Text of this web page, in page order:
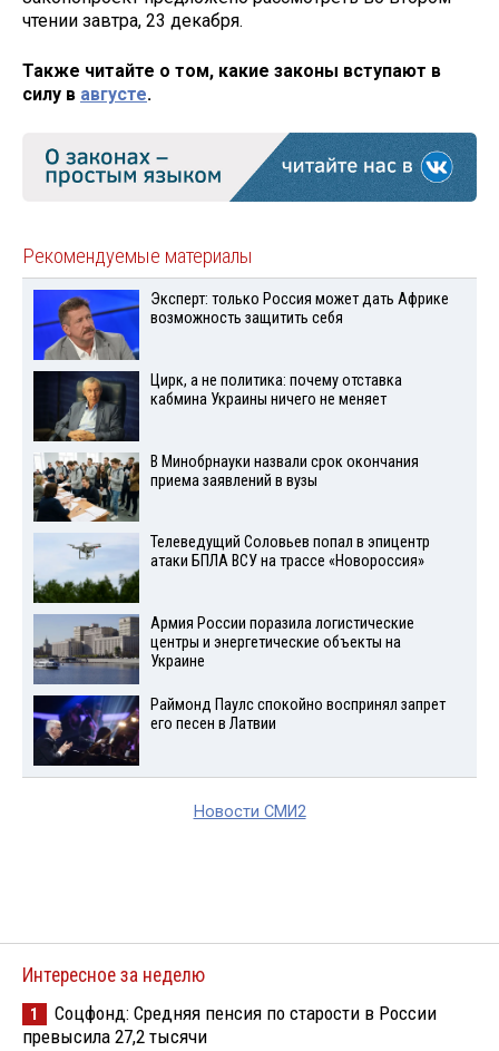
чтении завтра, 23 декабря.
Также читайте о том, какие законы вступают в
силу в августе.
Рекомендуемые материалы
Эксперт: только Россия может дать Африке
возможность защитить себя
Цирк, а не политика: почему отставка
кабмина Украины ничего не меняет
В Минобрнауки назвали срок окончания
приема заявлений в вузы
Телеведущий Соловьев попал в эпицентр
атаки БПЛА ВСУ на трассе «Новороссия»
Армия России поразила логистические
центры и энергетические объекты на
Украине
Раймонд Паулс спокойно воспринял запрет
его песен в Латвии
Новости СМИ2
Интересное за неделю
1
Соцфонд: Средняя пенсия по старости в России
превысила 27,2 тысячи